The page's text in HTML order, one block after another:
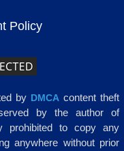
Policy
by DMCAcontent theft
by the author of
to copy any
anywhere without prior